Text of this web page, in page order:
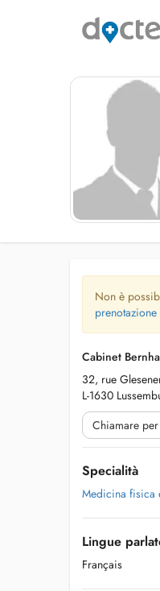
Non è
Cabinet
32, rue
L-1630
Chiamare
Specialità
Medicina fisica
Lingue
Français